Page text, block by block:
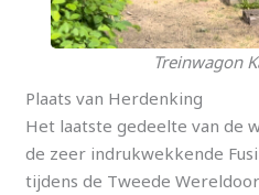
Treinwagon
Plaats van Herdenking
Het laatste gedeelte van de
de zeer indrukwekkende
tijdens de Tweede